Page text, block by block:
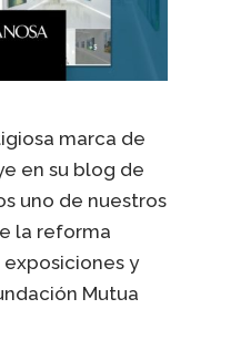
marca de
en su blog de
uno de nuestros
la reforma
y
Mutua